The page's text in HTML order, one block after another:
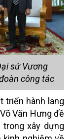
sứ Vương
công tác
triển hành lang
Văn Hưng đề
xây dựng